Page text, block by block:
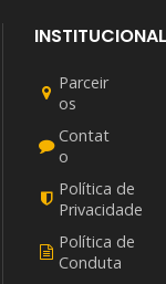
INSTITUCIONAL
Parceir
os
Contat
o
Política de
Privacidade
Política de
Conduta